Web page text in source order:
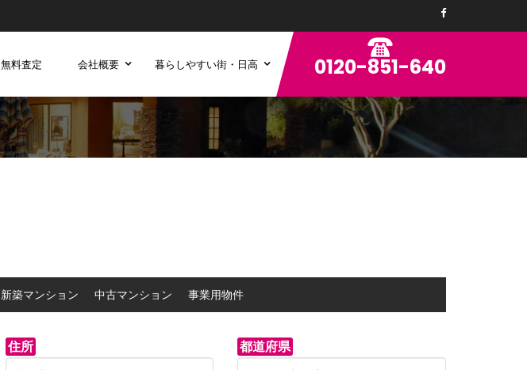
無料査定 会社概要 暮らしやすい街・日高 0120-851-640
新築マンション 中古マンション 事業用物件
住所 都道府県